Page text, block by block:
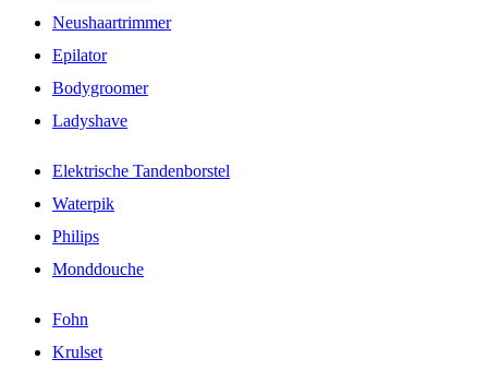
Neushaartrimmer
Epilator
Bodygroomer
Ladyshave
Elektrische Tandenborstel
Waterpik
Philips
Monddouche
Fohn
Krulset